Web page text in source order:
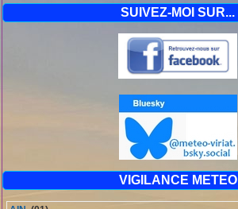
SUIVEZ-MOI SUR...
VIGILANCE METEO